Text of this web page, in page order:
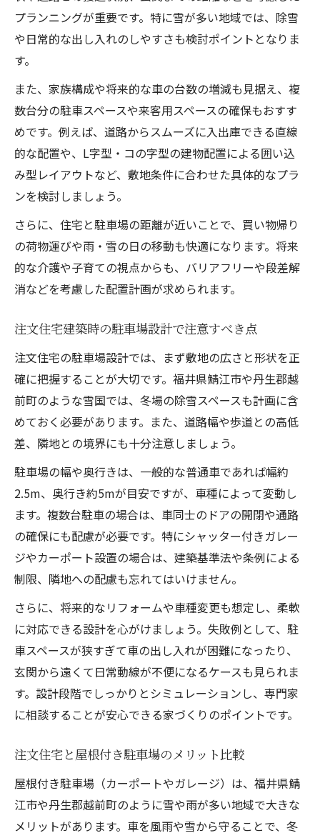
プランニングが重要です。特に雪が多い地域では、除雪
や日常的な出し入れのしやすさも検討ポイントとなりま
す。
また、家族構成や将来的な車の台数の増減も見据え、複
数台分の駐車スペースや来客用スペースの確保もおすす
めです。例えば、道路からスムーズに入出庫できる直線
的な配置や、L字型・コの字型の建物配置による囲い込
み型レイアウトなど、敷地条件に合わせた具体的なプラ
ンを検討しましょう。
さらに、住宅と駐車場の距離が近いことで、買い物帰り
の荷物運びや雨・雪の日の移動も快適になります。将来
的な介護や子育ての視点からも、バリアフリーや段差解
消などを考慮した配置計画が求められます。
注文住宅建築時の駐車場設計で注意すべき点
注文住宅の駐車場設計では、まず敷地の広さと形状を正
確に把握することが大切です。福井県鯖江市や丹生郡越
前町のような雪国では、冬場の除雪スペースも計画に含
めておく必要があります。また、道路幅や歩道との高低
差、隣地との境界にも十分注意しましょう。
駐車場の幅や奥行きは、一般的な普通車であれば幅約
2.5m、奥行き約5mが目安ですが、車種によって変動し
ます。複数台駐車の場合は、車同士のドアの開閉や通路
の確保にも配慮が必要です。特にシャッター付きガレー
ジやカーポート設置の場合は、建築基準法や条例による
制限、隣地への配慮も忘れてはいけません。
さらに、将来的なリフォームや車種変更も想定し、柔軟
に対応できる設計を心がけましょう。失敗例として、駐
車スペースが狭すぎて車の出し入れが困難になったり、
玄関から遠くて日常動線が不便になるケースも見られま
す。設計段階でしっかりとシミュレーションし、専門家
に相談することが安心できる家づくりのポイントです。
注文住宅と屋根付き駐車場のメリット比較
屋根付き駐車場（カーポートやガレージ）は、福井県鯖
江市や丹生郡越前町のように雪や雨が多い地域で大きな
メリットがあります。車を風雨や雪から守ることで、冬